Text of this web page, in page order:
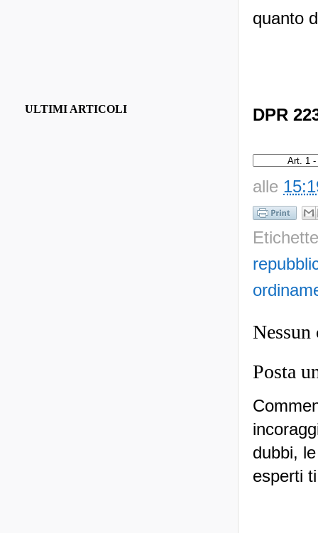
quanto
DPR
alle
Nessun
Posta
dubbi,
esperti
ULTIMI ARTICOLI